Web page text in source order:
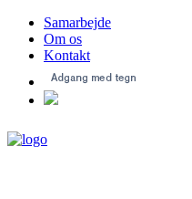
Samarbejde
Om os
Kontakt